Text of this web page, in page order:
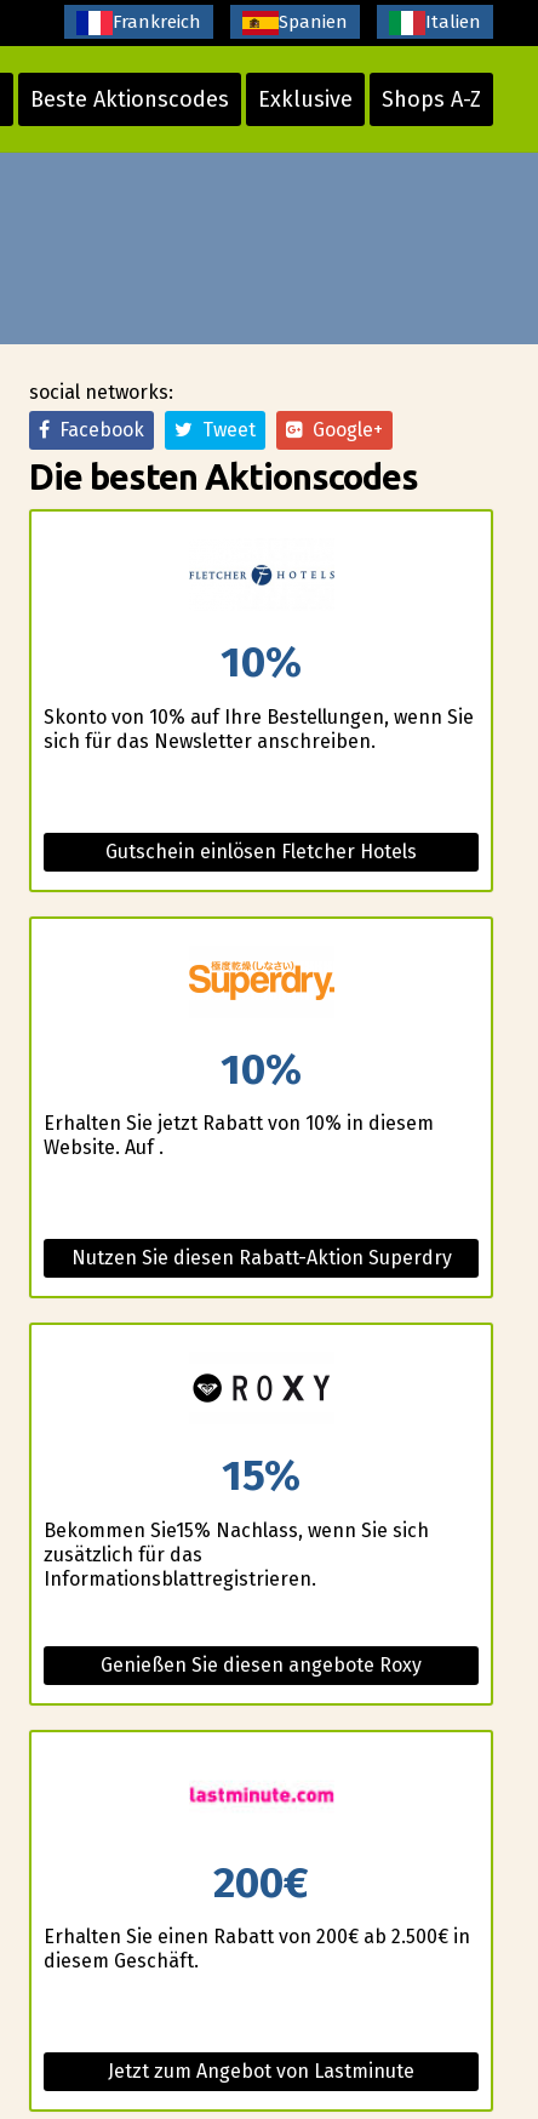
Beste Aktionscodes Exklusive Shops A-Z
Frankreich Spanien Italien
social networks:
Facebook
Tweet Google+
Die besten Aktionscodes
10%
Skonto von 10% auf Ihre Bestellungen, wenn Sie
sich für das Newsletter anschreiben.
Gutschein einlösen Fletcher Hotels
10%
Erhalten Sie jetzt Rabatt von 10% in diesem
Website. Auf .
Nutzen Sie diesen Rabatt-Aktion Superdry
15%
Bekommen Sie15% Nachlass, wenn Sie sich
zusätzlich für das
Informationsblattregistrieren.
Genießen Sie diesen angebote Roxy
200€
Erhalten Sie einen Rabatt von 200€ ab 2.500€ in
diesem Geschäft.
Jetzt zum Angebot von Lastminute